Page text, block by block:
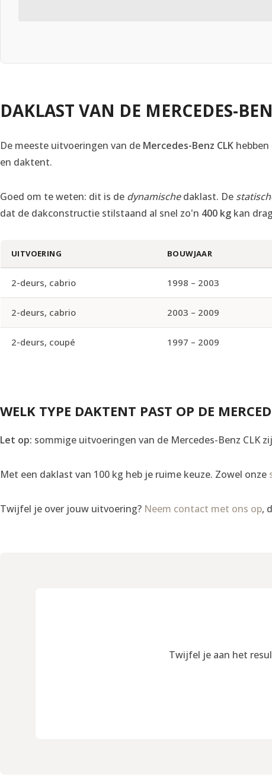
DAKLAST VAN DE MERCEDES-
De meeste uitvoeringen van de Mercedes-Benz CLK
en daktent.
Goed om te weten: dit is de dynamischedaklast. De
dat de dakconstructie stilstaand al snel zo'n 400 kg kan
UITVOERING BOUWJAAR
2-deurs, cabrio 1998 – 2003
2-deurs, cabrio 2003 – 2009
2-deurs, coupé 1997 – 2009
WELK TYPE DAKTENT PAST OP DE
Let op: sommige uitvoeringen van de Mercedes-Benz CLK
Met een daklast van 100 kg heb je ruime keuze. Zowel onze
Twijfel je over jouw uitvoering? Neem contact met ons op,
Twijfel je aan het